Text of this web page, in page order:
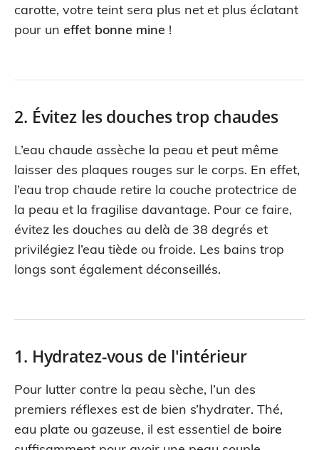
carotte, votre teint sera plus net et plus éclatant
pour un effet bonne mine !
2. Évitez les douches trop chaudes
L’eau chaude assèche la peau et peut même
laisser des plaques rouges sur le corps. En effet,
l’eau trop chaude retire la couche protectrice de
la peau et la fragilise davantage. Pour ce faire,
évitez les douches au delà de 38 degrés et
privilégiez l’eau tiède ou froide. Les bains trop
longs sont également déconseillés.
1. Hydratez-vous de l'intérieur
Pour lutter contre la peau sèche, l’un des
premiers réflexes est de bien s’hydrater. Thé,
eau plate ou gazeuse, il est essentiel de boire